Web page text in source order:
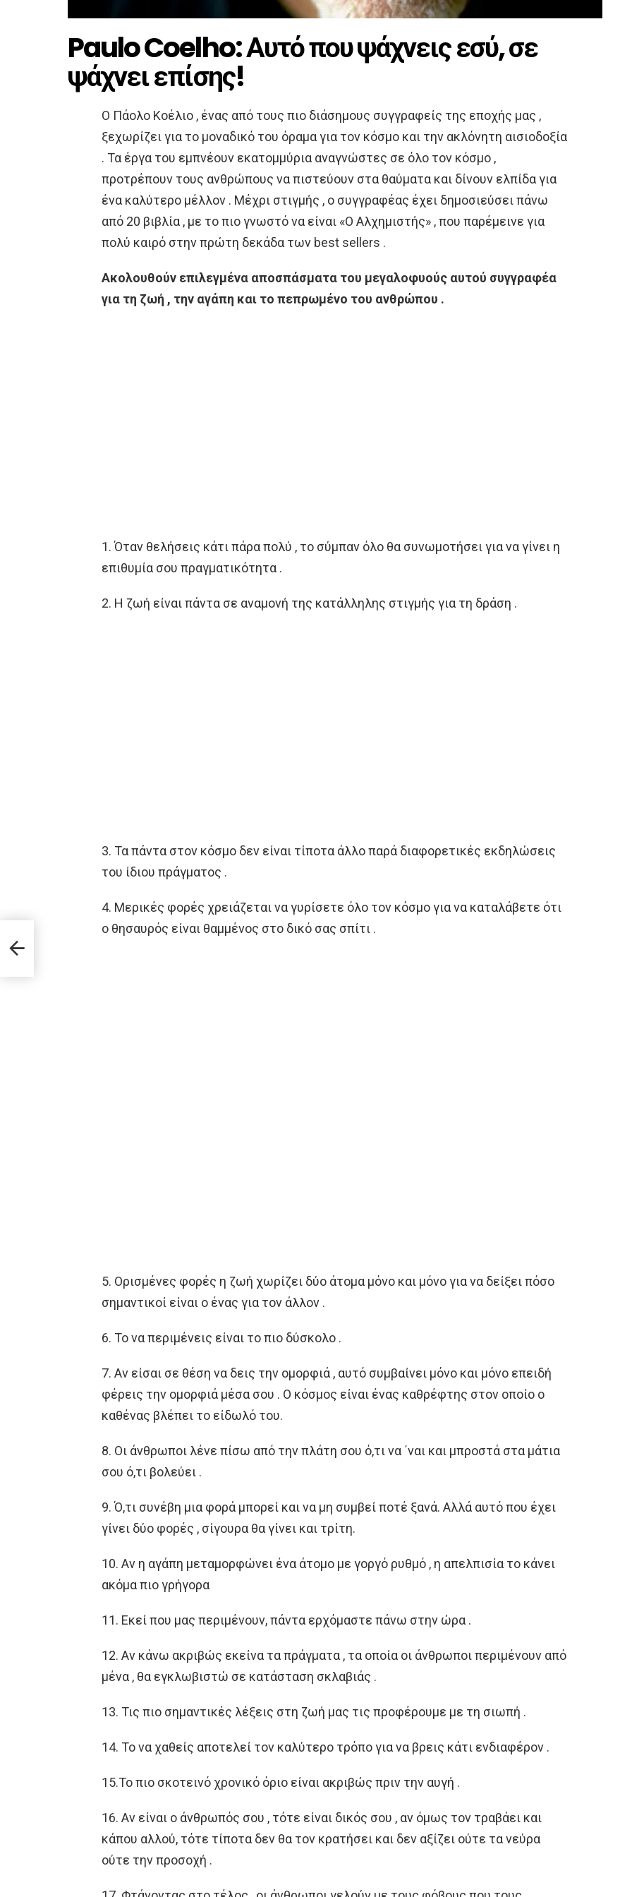
Paulo Coelho: Αυτό που ψάχνεις εσύ, σε
ψάχνει επίσης!
Ο Πάολο Κοέλιο , ένας από τους πιο διάσημους συγγραφείς της εποχής μας ,
ξεχωρίζει για το μοναδικό του όραμα για τον κόσμο και την ακλόνητη αισιοδοξία
. Τα έργα του εμπνέουν εκατομμύρια αναγνώστες σε όλο τον κόσμο ,
προτρέπουν τους ανθρώπους να πιστεύουν στα θαύματα και δίνουν ελπίδα για
ένα καλύτερο μέλλον . Μέχρι στιγμής , ο συγγραφέας έχει δημοσιεύσει πάνω
από 20 βιβλία , με το πιο γνωστό να είναι «Ο Αλχημιστής» , που παρέμεινε για
πολύ καιρό στην πρώτη δεκάδα των best sellers .
Ακολουθούν επιλεγμένα αποσπάσματα του μεγαλοφυούς αυτού συγγραφέα
για τη ζωή , την αγάπη και το πεπρωμένο του ανθρώπου .
1. Όταν θελήσεις κάτι πάρα πολύ , το σύμπαν όλο θα συνωμοτήσει για να γίνει η
επιθυμία σου πραγματικότητα .
2. Η ζωή είναι πάντα σε αναμονή της κατάλληλης στιγμής για τη δράση .
3. Τα πάντα στον κόσμο δεν είναι τίποτα άλλο παρά διαφορετικές εκδηλώσεις
του ίδιου πράγματος .
4. Μερικές φορές χρειάζεται να γυρίσετε όλο τον κόσμο για να καταλάβετε ότι
ο θησαυρός είναι θαμμένος στο δικό σας σπίτι .
5. Ορισμένες φορές η ζωή χωρίζει δύο άτομα μόνο και μόνο για να δείξει πόσο
σημαντικοί είναι ο ένας για τον άλλον .
6. Το να περιμένεις είναι το πιο δύσκολο .
7. Αν είσαι σε θέση να δεις την ομορφιά , αυτό συμβαίνει μόνο και μόνο επειδή
φέρεις την ομορφιά μέσα σου . Ο κόσμος είναι ένας καθρέφτης στον οποίο ο
καθένας βλέπει το είδωλό του.
8. Οι άνθρωποι λένε πίσω από την πλάτη σου ό,τι να ΄ναι και μπροστά στα μάτια
σου ό,τι βολεύει .
9. Ό,τι συνέβη μια φορά μπορεί και να μη συμβεί ποτέ ξανά. Αλλά αυτό που έχει
γίνει δύο φορές , σίγουρα θα γίνει και τρίτη.
10. Αν η αγάπη μεταμορφώνει ένα άτομο με γοργό ρυθμό , η απελπισία το κάνει
ακόμα πιο γρήγορα
11. Εκεί που μας περιμένουν, πάντα ερχόμαστε πάνω στην ώρα .
12. Αν κάνω ακριβώς εκείνα τα πράγματα , τα οποία οι άνθρωποι περιμένουν από
μένα , θα εγκλωβιστώ σε κατάσταση σκλαβιάς .
13. Τις πιο σημαντικές λέξεις στη ζωή μας τις προφέρουμε με τη σιωπή .
14. Το να χαθείς αποτελεί τον καλύτερο τρόπο για να βρεις κάτι ενδιαφέρον .
15.Το πιο σκοτεινό χρονικό όριο είναι ακριβώς πριν την αυγή .
16. Αν είναι ο άνθρωπός σου , τότε είναι δικός σου , αν όμως τον τραβάει και
κάπου αλλού, τότε τίποτα δεν θα τον κρατήσει και δεν αξίζει ούτε τα νεύρα
ούτε την προσοχή .